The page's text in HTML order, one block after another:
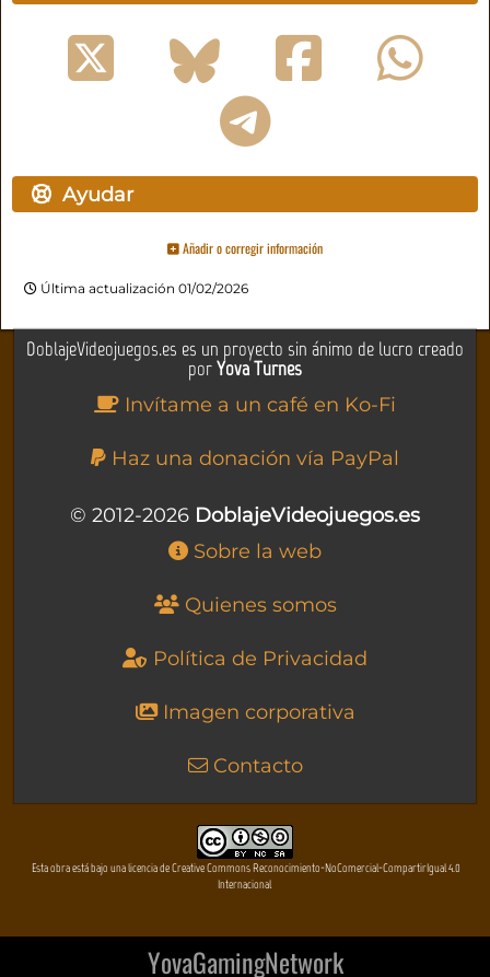
Ayudar
Añadir o corregir información
Última actualización 01/02/2026
DoblajeVideojuegos.es es un proyecto sin ánimo de lucro creado
porYova Turnes
Invítame a un café en Ko-Fi
Haz una donación vía PayPal
© 2012-2026 DoblajeVideojuegos.es
Sobre la web
Quienes somos
Política de Privacidad
Imagen corporativa
Contacto
Esta obra está bajo una licencia de Creative Commons Reconocimiento-NoComercial-CompartirIgual 4.0
Internacional
YovaGamingNetwork